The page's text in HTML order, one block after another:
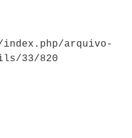
arquivo-
33/820